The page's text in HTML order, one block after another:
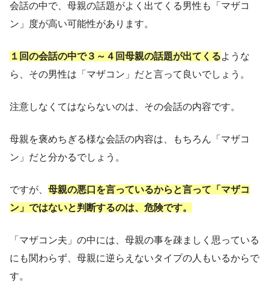
会話の中で、母親の話題がよく出てくる男性も「マザコ
ン」度が高い可能性があります。
１回の会話の中で３～４回母親の話題が出てくるような
ら、その男性は「マザコン」だと言って良いでしょう。
注意しなくてはならないのは、その会話の内容です。
母親を褒めちぎる様な会話の内容は、もちろん「マザコ
ン」だと分かるでしょう。
ですが、 母親の悪口を言っているからと言って「マザコ
ン」ではないと判断するのは、危険です。
「マザコン夫」の中には、母親の事を疎ましく思っている
にも関わらず、母親に逆らえないタイプの人もいるからで
す。